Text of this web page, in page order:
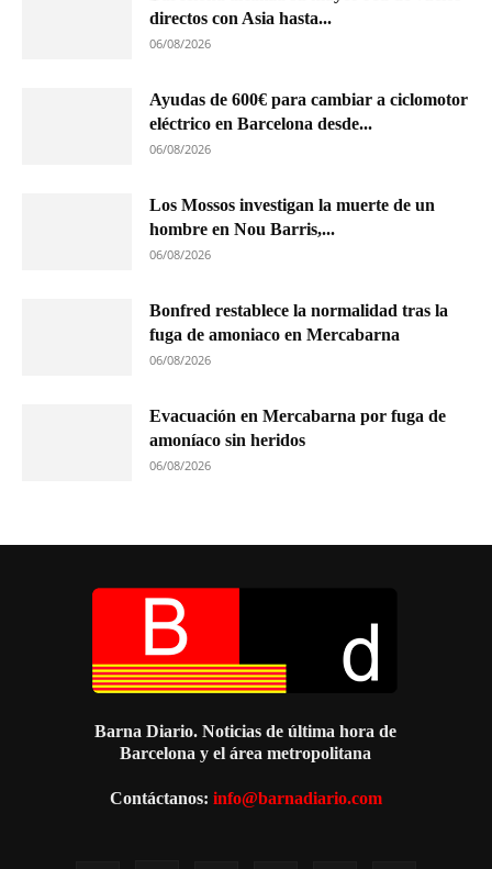
directos con Asia hasta...
06/08/2026
Ayudas de 600€ para cambiar a ciclomotor
eléctrico en Barcelona desde...
06/08/2026
Los Mossos investigan la muerte de un
hombre en Nou Barris,...
06/08/2026
Bonfred restablece la normalidad tras la
fuga de amoniaco en Mercabarna
06/08/2026
Evacuación en Mercabarna por fuga de
amoníaco sin heridos
06/08/2026
Barna Diario. Noticias de última hora de
Barcelona y el área metropolitana
Contáctanos: info@barnadiario.com